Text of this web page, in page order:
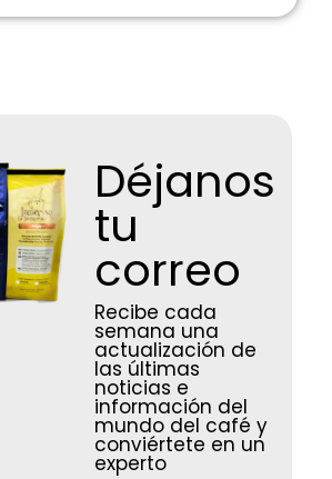
Déjanos
tu
correo
Recibe cada
semana una
actualización de
las últimas
noticias e
información del
mundo del café y
conviértete en un
experto